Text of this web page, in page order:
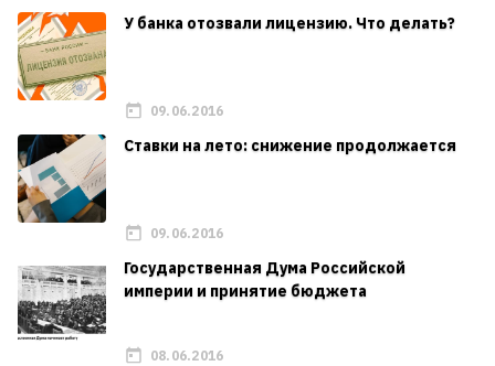
У банка отозвали лицензию. Что делать?
09.06.2016
Ставки на лето: снижение продолжается
09.06.2016
Государственная Дума Российской
империи и принятие бюджета
08.06.2016